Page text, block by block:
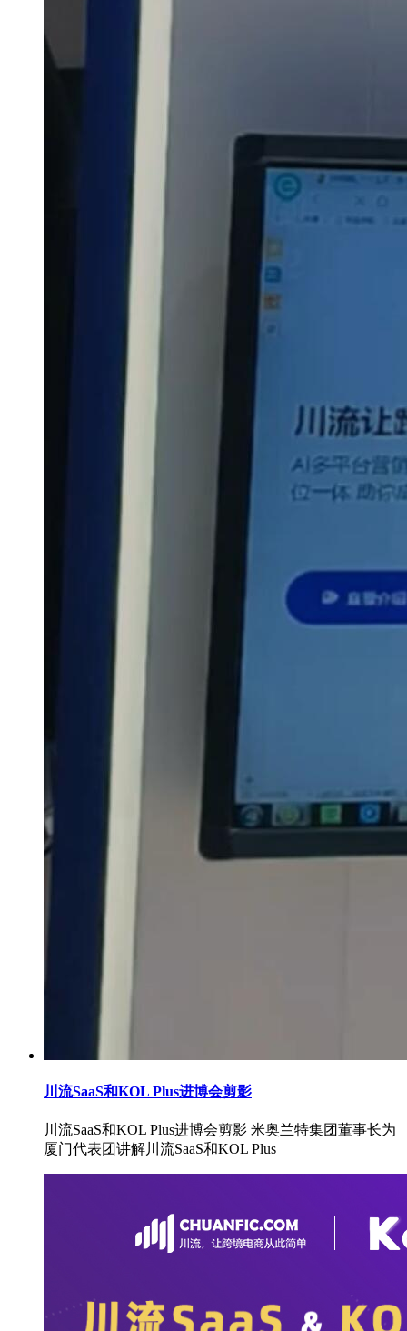
川流SaaS和KOL Plus进博会剪影
川流SaaS和KOL Plus进博会剪影 米奥兰特集团董事长为
厦门代表团讲解川流SaaS和KOL Plus